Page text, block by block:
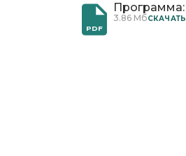
PDF
3.86 МбCКАЧАТЬ